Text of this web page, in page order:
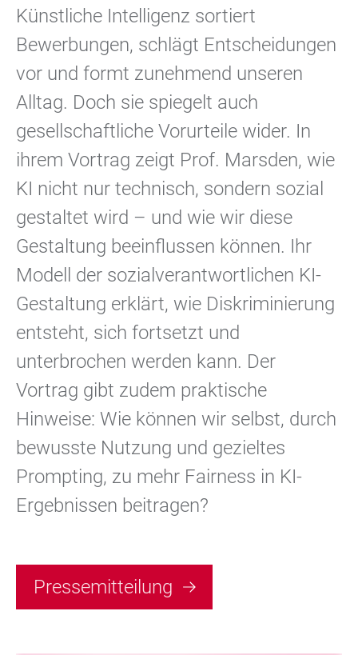
Künstliche Intelligenz sortiert
Bewerbungen, schlägt Entscheidungen
vor und formt zunehmend unseren
Alltag. Doch sie spiegelt auch
gesellschaftliche Vorurteile wider. In
ihrem Vortrag zeigt Prof. Marsden, wie
KI nicht nur technisch, sondern sozial
gestaltet wird – und wie wir diese
Gestaltung beeinflussen können. Ihr
Modell der sozialverantwortlichen KI-
Gestaltung erklärt, wie Diskriminierung
entsteht, sich fortsetzt und
unterbrochen werden kann. Der
Vortrag gibt zudem praktische
Hinweise: Wie können wir selbst, durch
bewusste Nutzung und gezieltes
Prompting, zu mehr Fairness in KI-
Ergebnissen beitragen?
Pressemitteilung